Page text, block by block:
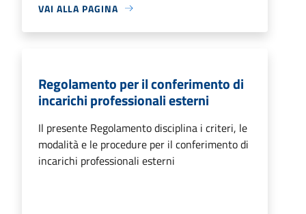
VAI ALLA PAGINA
Regolamento per il conferimento di
incarichi professionali esterni
Il presente Regolamento disciplina i criteri, le
modalità e le procedure per il conferimento di
incarichi professionali esterni